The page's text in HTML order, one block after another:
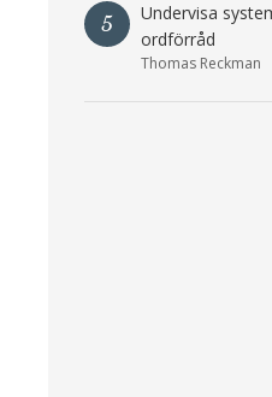
5
Undervisa
ordförråd
Thomas Reckman